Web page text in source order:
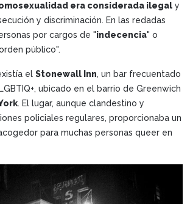
era considerada ilegal y
y discriminación. En las redadas
por cargos de "indecencia" o
público".
el Stonewall Inn, un bar frecuentado
ubicado en el barrio de Greenwich
. El lugar, aunque clandestino y
policiales regulares, proporcionaba un
para muchas personas queer en